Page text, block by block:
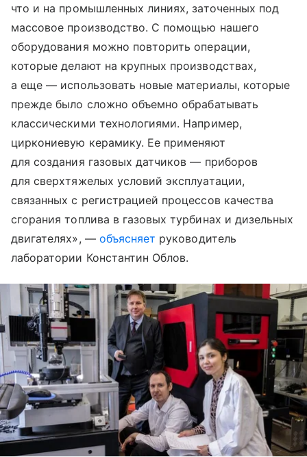
что и на промышленных линиях, заточенных под
массовое производство. С помощью нашего
оборудования можно повторить операции,
которые делают на крупных производствах,
а еще — использовать новые материалы, которые
прежде было сложно объемно обрабатывать
классическими технологиями. Например,
циркониевую керамику. Ее применяют
для создания газовых датчиков — приборов
для сверхтяжелых условий эксплуатации,
связанных с регистрацией процессов качества
сгорания топлива в газовых турбинах и дизельных
двигателях», — объясняет руководитель
лаборатории Константин Облов.